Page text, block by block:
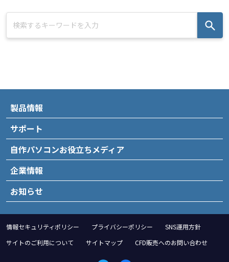
製品情報
サポート
自作パソコンお役立ちメディア
企業情報
お知らせ
情報セキュリティポリシー プライバシーポリシー
SNS運用方針
サイトのご利用について
サイトマップ CFD販売へのお問い合わせ